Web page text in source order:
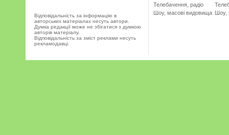
Відповідальність за інформацію в
авторських матеріалах несуть автори.
Думка редакції може не збігатися з думкою
авторів матеріалу.
Відповідальність за зміст реклами несуть
рекламодавці.
Телебачення, радіо
Шоу, масові видовища Шоу,